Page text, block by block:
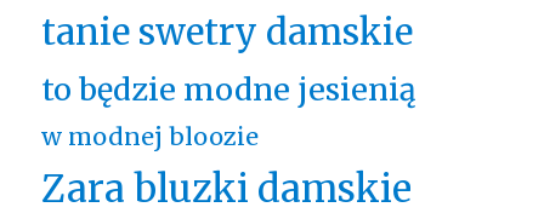
tanie swetry damskie
to będzie modne jesienią
w modnej bloozie
Zara bluzki damskie